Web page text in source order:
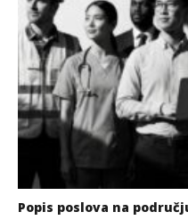
Popis poslova na